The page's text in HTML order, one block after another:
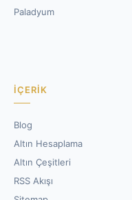
Paladyum
İÇERIK
Blog
Altın Hesaplama
Altın Çeşitleri
RSS Akışı